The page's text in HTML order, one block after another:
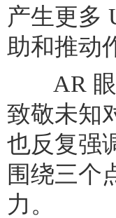
产生更多
助和推动
AR 眼
致敬未知
也反复强
围绕三个
力。